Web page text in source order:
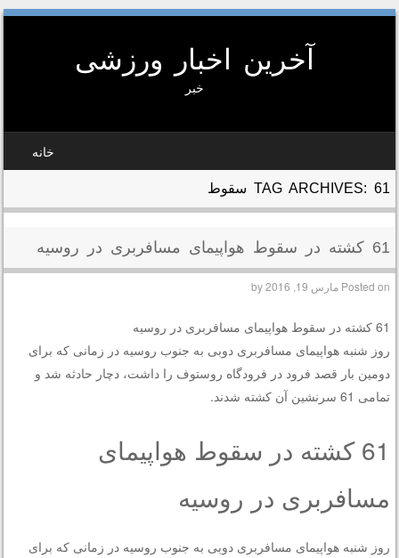
آخرین اخبار ورزشی
خبر
خانه
TAG ARCHIVES:61 سقوط
61 کشته در سقوط هواپیمای مسافربری در روسیه
Posted onمارس 19, 2016 by
61 کشته در سقوط هواپیمای مسافربری در روسیه
روز شنبه هواپیمای مسافربری دوبی به جنوب روسیه در زمانی که برای
دومین بار قصد فرود در فرودگاه روستوف را داشت، دچار حادثه شد و
تمامی 61 سرنشین آن کشته شدند.
61 کشته در سقوط هواپیمای
مسافربری در روسیه
روز شنبه هواپیمای مسافربری دوبی به جنوب روسیه در زمانی که برای